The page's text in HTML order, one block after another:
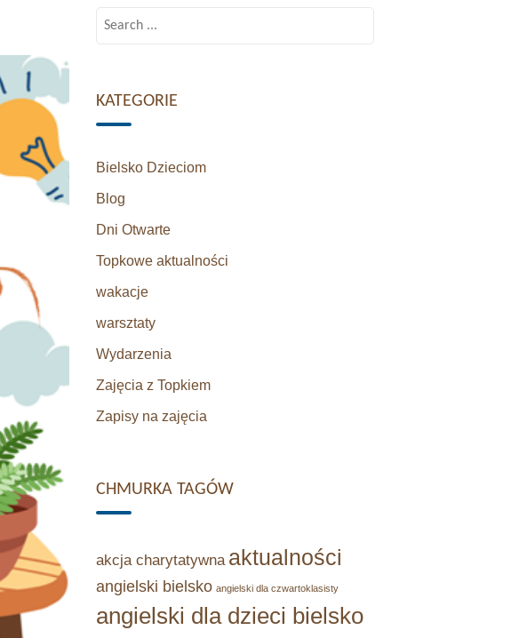
Search
KATEGORIE
Bielsko Dzieciom
Blog
Dni Otwarte
Topkowe aktualności
wakacje
warsztaty
Wydarzenia
Zajęcia z Topkiem
Zapisy na zajęcia
CHMURKA TAGÓW
akcja charytatywna aktualności
angielski bielsko angielski dla czwartoklasisty
angielski dla dzieci bielsko